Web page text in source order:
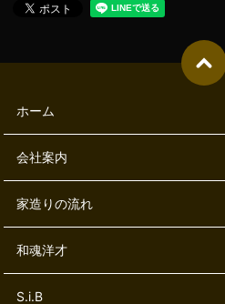
ホーム
会社案内
家造りの流れ
和魂洋才
S.i.B